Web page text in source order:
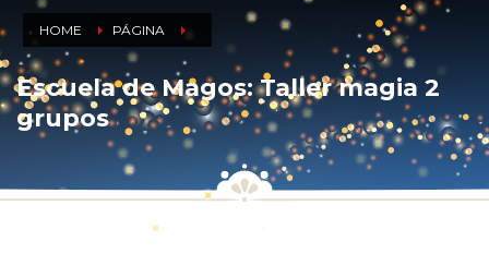
HOME PÁGINA
Escuela de Magos: Taller magia 2
grupos